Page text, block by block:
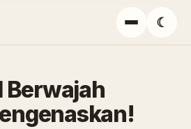
Menu
☾
Berwajah